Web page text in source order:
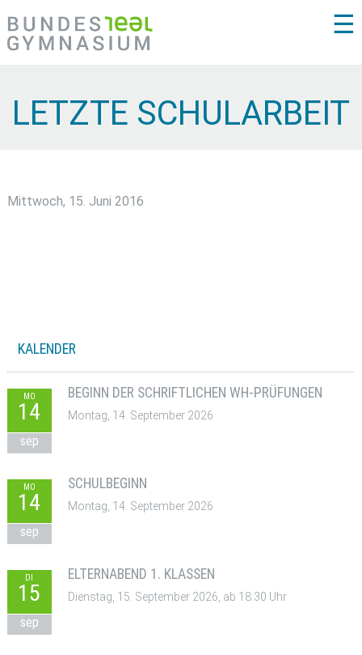
☰
LETZTE SCHULARBEIT
Mittwoch, 15. Juni 2016
KALENDER
MO
14
sep
BEGINN DER SCHRIFTLICHEN WH-PRÜFUNGEN
Montag, 14. September 2026
MO
14
sep
SCHULBEGINN
Montag, 14. September 2026
DI
15
sep
ELTERNABEND 1. KLASSEN
Dienstag, 15. September 2026, ab 18:30 Uhr